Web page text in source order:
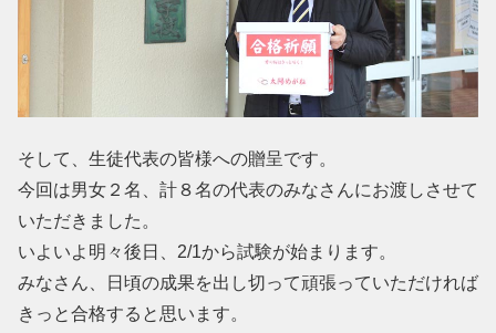
そして、生徒代表の皆様への贈呈です。
今回は男女２名、計８名の代表のみなさんにお渡しさせて
いただきました。
いよいよ明々後日、2/1から試験が始まります。
みなさん、日頃の成果を出し切って頑張っていただければ
きっと合格すると思います。